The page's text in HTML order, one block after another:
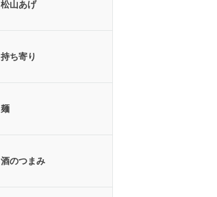
松山あげ
持ち寄り
麺
酒のつまみ